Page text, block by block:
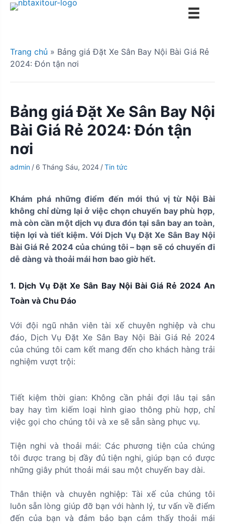
Trang chủ » Bảng giá Đặt Xe Sân Bay Nội Bài Giá Rẻ
2024: Đón tận nơi
Bảng giá Đặt Xe Sân Bay Nội
Bài Giá Rẻ 2024: Đón tận
nơi
admin / 6 Tháng Sáu, 2024 /Tin tức
Khám phá những điểm đến mới thú vị từ Nội Bài
không chỉ dừng lại ở việc chọn chuyến bay phù hợp,
mà còn cần một dịch vụ đưa đón tại sân bay an toàn,
tiện lợi và tiết kiệm. Với Dịch Vụ Đặt Xe Sân Bay Nội
Bài Giá Rẻ 2024 của chúng tôi – bạn sẽ có chuyến đi
dễ dàng và thoải mái hơn bao giờ hết.
1. Dịch Vụ Đặt Xe Sân Bay Nội Bài Giá Rẻ 2024 An
Toàn và Chu Đáo
Với đội ngũ nhân viên tài xế chuyên nghiệp và chu
đáo, Dịch Vụ Đặt Xe Sân Bay Nội Bài Giá Rẻ 2024
của chúng tôi cam kết mang đến cho khách hàng trải
nghiệm vượt trội:
Tiết kiệm thời gian: Không cần phải đợi lâu tại sân
bay hay tìm kiếm loại hình giao thông phù hợp, chỉ
việc gọi cho chúng tôi và xe sẽ sẵn sàng phục vụ.
Tiện nghi và thoải mái: Các phương tiện của chúng
tôi được trang bị đầy đủ tiện nghi, giúp bạn có được
những giây phút thoải mái sau một chuyến bay dài.
Thân thiện và chuyên nghiệp: Tài xế của chúng tôi
luôn sẵn lòng giúp đỡ bạn với hành lý, tư vấn về điểm
đến của bạn và đảm bảo bạn cảm thấy thoải mái